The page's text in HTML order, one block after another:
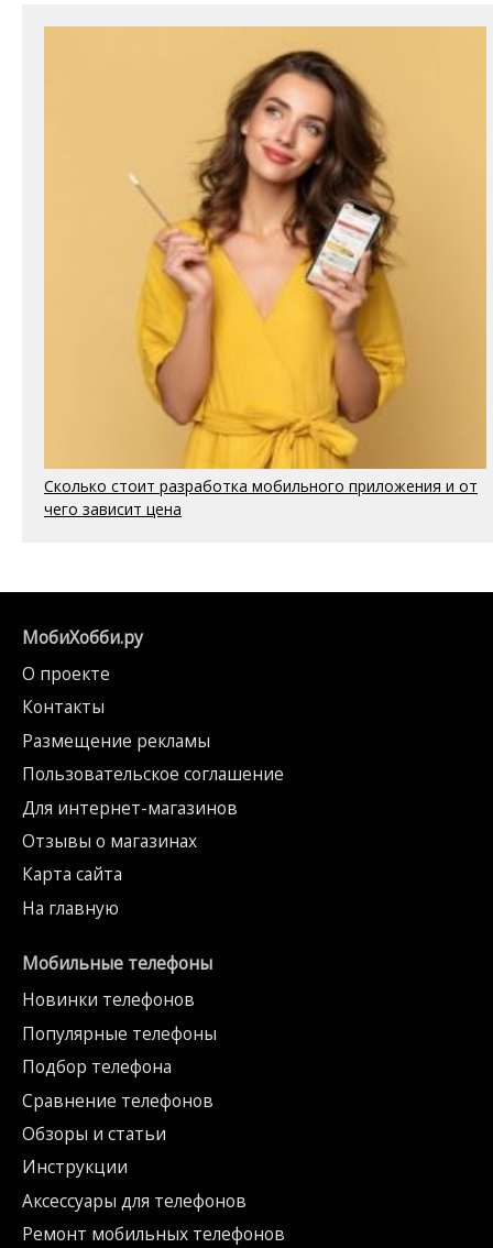
Сколько стоит разработка мобильного приложения и от
чего зависит цена
МобиХобби.ру
О проекте
Контакты
Размещение рекламы
Пользовательское соглашение
Для интернет-магазинов
Отзывы о магазинах
Карта сайта
На главную
Мобильные телефоны
Новинки телефонов
Популярные телефоны
Подбор телефона
Сравнение телефонов
Обзоры и статьи
Инструкции
Аксессуары для телефонов
Ремонт мобильных телефонов